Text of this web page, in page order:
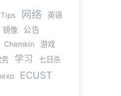
Tips 网络
英语
镜像
公告
Chemkin
游戏
学习
七日杀
ECUST